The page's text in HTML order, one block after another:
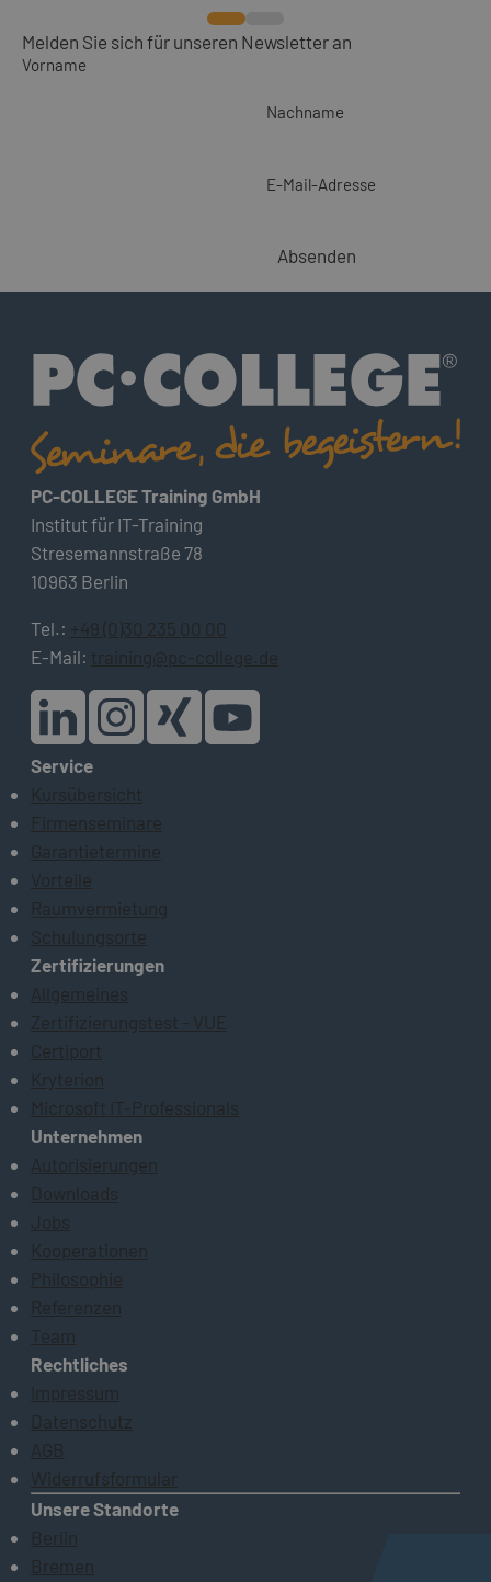
Melden Sie sich für unseren Newsletter an
Vorname
Nachname
E-Mail-Adresse
Absenden
PC-COLLEGE Training GmbH
Institut für IT-Training
Stresemannstraße 78
10963 Berlin
Tel.: +49 (0)30 235 00 00
E-Mail: training@pc-college.de
Service
Kursübersicht
Firmenseminare
Garantietermine
Vorteile
Raumvermietung
Schulungsorte
Zertifizierungen
Allgemeines
Zertifizierungstest - VUE
Certiport
Kryterion
Microsoft IT-Professionals
Unternehmen
Autorisierungen
Downloads
Jobs
Kooperationen
Philosophie
Referenzen
Team
Rechtliches
Impressum
Datenschutz
AGB
Widerrufsformular
Unsere Standorte
Berlin
Bremen